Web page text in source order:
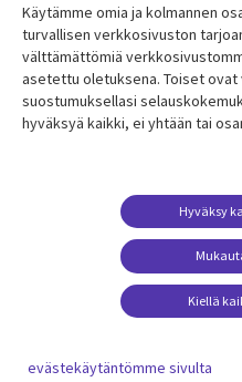
Resurssikeskus
Library
FINLAND
Asiakastarinat
Media
FINLAND
Käytämme omia ja kolmannen
turvallisen verkkosivuston
välttämättömiä
asetettu oletuksena. Toiset ovat
suostumuksellasi
hyväksyä kaikki, ei yhtään tai
Hyväksy
Kiellä
evästekäytäntömme sivulta